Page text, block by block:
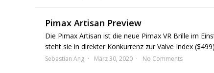
Pimax Artisan Preview
Die Pimax Artisan ist die neue Pimax VR Brille im
steht sie in direkter Konkurrenz zur Valve Index
Sebastian Ang März 30, 2020 No Comments